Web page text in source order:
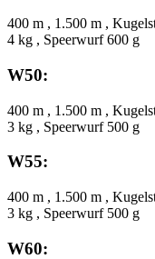
400 m , 1.500 m ,
4 kg , Speerwurf 600 g
W50:
400 m , 1.500 m ,
3 kg , Speerwurf 500 g
W55:
400 m , 1.500 m ,
3 kg , Speerwurf 500 g
W60: